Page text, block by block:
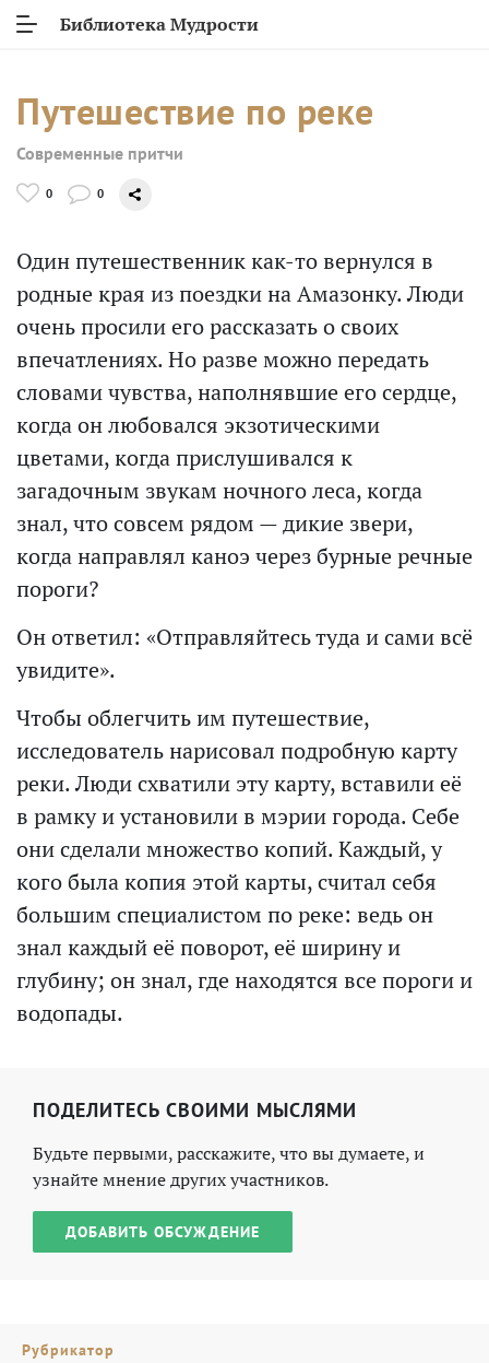
Библиотека Мудрости
Путешествие по реке
Современные притчи
0 0
Один путешественник как-то вернулся в
родные края из поездки на Амазонку. Люди
очень просили его рассказать о своих
впечатлениях. Но разве можно передать
словами чувства, наполнявшие его сердце,
когда он любовался экзотическими
цветами, когда прислушивался к
загадочным звукам ночного леса, когда
знал, что совсем рядом — дикие звери,
когда направлял каноэ через бурные речные
пороги?
Он ответил: «Отправляйтесь туда и сами всё
увидите».
Чтобы облегчить им путешествие,
исследователь нарисовал подробную карту
реки. Люди схватили эту карту, вставили её
в рамку и установили в мэрии города. Себе
они сделали множество копий. Каждый, у
кого была копия этой карты, считал себя
большим специалистом по реке: ведь он
знал каждый её поворот, её ширину и
глубину; он знал, где находятся все пороги и
водопады.
ПОДЕЛИТЕСЬ СВОИМИ МЫСЛЯМИ
Будьте первыми, расскажите, что вы думаете, и
узнайте мнение других участников.
ДОБАВИТЬ ОБСУЖДЕНИЕ
Рубрикатор